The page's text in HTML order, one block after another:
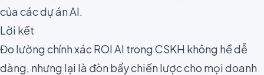
của các dự án AI.
Lời kết
Đo lường chính xác ROI AI trong CSKH không hề dễ
dàng, nhưng lại là đòn bẩy chiến lược cho mọi doanh